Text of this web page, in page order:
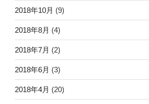
2018年10月 (9)
2018年8月 (4)
2018年7月 (2)
2018年6月 (3)
2018年4月 (20)